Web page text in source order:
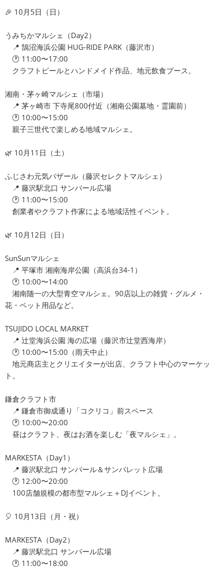
🎉 10月5日（日）
うみちかマルシェ（Day2）
📍 鵠沼海浜公園 HUG-RIDE PARK（藤沢市）
🕐 11:00〜17:00
クラフトビールとハンドメイド作品、地元飲食ブース。
湘南・茅ヶ崎マルシェ（市場）
📍 茅ヶ崎市 下寺尾800付近（湘南公園墓地・霊園前）
🕐 10:00〜15:00
親子三世代で楽しめる地域マルシェ。
🌿 10月11日（土）
ふじさわ元気バザール（藤沢セレクトマルシェ）
📍 藤沢駅北口 サンパール広場
🕐 11:00〜15:00
創業者やクラフト作家による地域活性イベント。
🌿 10月12日（日）
SunSunマルシェ
📍 平塚市 湘南海岸公園（高浜台34-1）
🕐 10:00〜14:00
湘南随一の大型青空マルシェ。90店以上の雑貨・グルメ・
花・ペット用品など。
TSUJIDO LOCAL MARKET
📍 辻堂海浜公園 海の広場（藤沢市辻堂西海岸）
🕐 10:00〜15:00（雨天中止）
地元商店主とクリエイターが出店、クラフト中心のマーケッ
ト。
鎌倉クラフト市
📍 鎌倉市御成通り「コクリコ」前スペース
🕐 10:00〜20:00
昼はクラフト、夜はお酒を楽しむ「夜マルシェ」。
MARKESTA（Day1）
📍 藤沢駅北口 サンパール＆サンパレット広場
🕐 12:00〜20:00
100店舗規模の都市型マルシェ＋DJイベント。
🎈 10月13日（月・祝）
MARKESTA（Day2）
📍 藤沢駅北口 サンパール広場
🕐 11:00〜18:00